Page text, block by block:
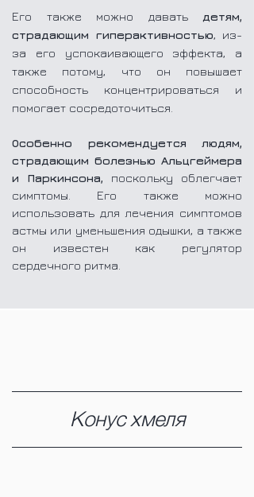
Его также можно давать детям,
страдающим гиперактивностью, из-
за его успокаивающего эффекта, а
также потому, что он повышает
способность концентрироваться и
помогает сосредоточиться.
Особенно рекомендуется людям,
страдающим болезнью Альцгеймера
и Паркинсона, поскольку облегчает
симптомы. Его также можно
использовать для лечения симптомов
астмы или уменьшения одышки, а также
он известен как регулятор
сердечного ритма.
Конус хмеля